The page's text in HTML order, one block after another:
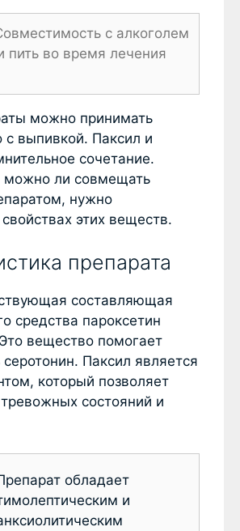
с алкоголем
во время лечения
можно принимать
выпивкой. Паксил и
сочетание.
можно ли совмещать
нужно
этих веществ.
препарата
составляющая
средства пароксетин
вещество помогает
Паксил является
который позволяет
тревожных состояний и
обладает
и